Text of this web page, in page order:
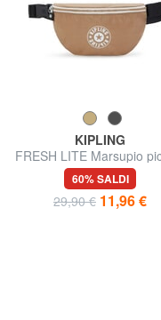
KIPLING
FRESH LITE Marsupio
60% SALDI
29,90 € 11,96 €